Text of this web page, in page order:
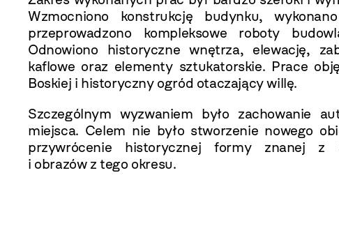
Wzmocniono konstrukcję budynku,
przeprowadzono kompleksowe roboty
Odnowiono historyczne wnętrza, elewację,
kaflowe oraz elementy sztukatorskie. Prace
Boskiej i historyczny ogród otaczający willę.
Szczególnym wyzwaniem było zachowanie
miejsca. Celem nie było stworzenie nowego
przywrócenie historycznej formy znanej z
i obrazów z tego okresu.